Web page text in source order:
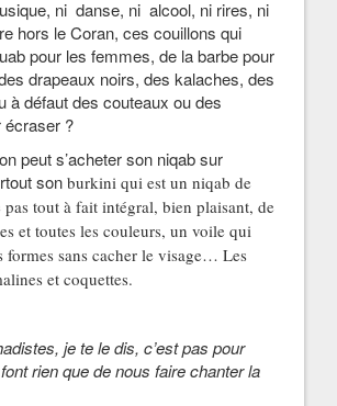
ni danse, ni alcool, ni rires, ni
hors le Coran, ces couillons qui
pour les femmes, de la barbe pour
drapeaux noirs, des kalaches, des
défaut des couteaux ou des
écraser ?
peut s’acheter son niqab sur
son burkini qui est un niqab de
tout à fait intégral, bien plaisant, de
et toutes les couleurs, un voile qui
formes sans cacher le visage… Les
et coquettes.
je te le dis, c’est pas pour
rien que de nous faire chanter la